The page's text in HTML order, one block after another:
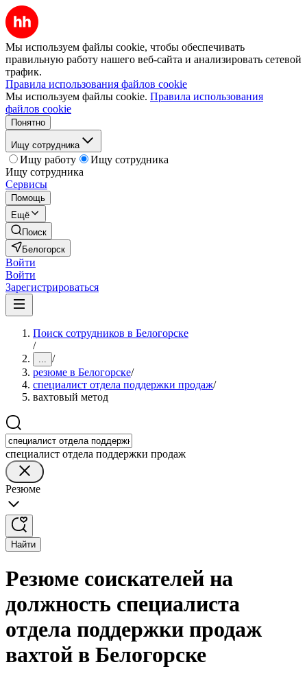
Мы используем файлы cookie, чтобы обеспечивать
правильную работу нашего веб-сайта и анализировать сетевой
трафик.
Правила использования файлов cookie
Мы используем файлы cookie. Правила использования
файлов cookie
Понятно
Ищу сотрудника
Ищу работу
Ищу сотрудника
Ищу сотрудника
Сервисы
Помощь
Ещё
Поиск
Белогорск
Войти
Войти
Зарегистрироваться
Поиск сотрудников в Белогорске
/
... /
резюме в Белогорске/
специалист отдела поддержки продаж/
вахтовый метод
специалист отдела поддержки продаж
Резюме
Найти
Резюме соискателей на
должность специалиста
отдела поддержки продаж
вахтой в Белогорске